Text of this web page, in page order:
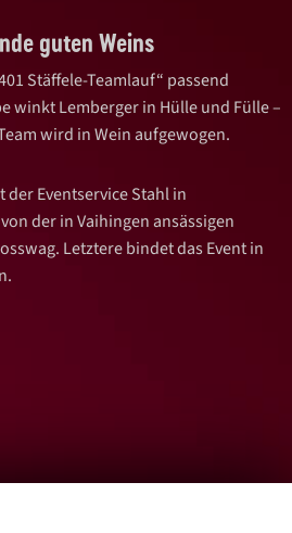
guten Weins
Stäffele-Teamlauf“ passend
winkt Lemberger in Hülle und Fülle –
wird in Wein aufgewogen.
der Eventservice Stahl in
der in Vaihingen ansässigen
Letztere bindet das Event in